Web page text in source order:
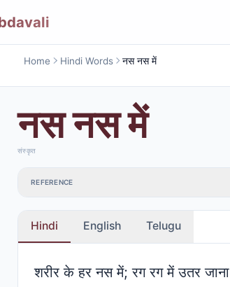
Home Hindi Words नस नस में
नस नस में
संस्कृत
REFERENCE
Hindi English Telugu
शरीर के हर नस में; रग रग में उतर जाना